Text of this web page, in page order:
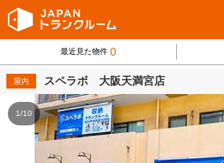
最近見た物件 0
屋内 スペラボ 大阪天満宮店
1/10